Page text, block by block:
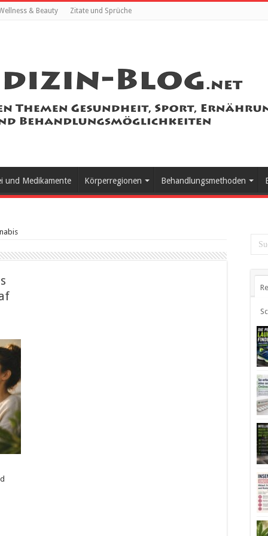
& Beauty Zitate und Sprüche
und Medikamente Körperregionen Behandlungsmethoden